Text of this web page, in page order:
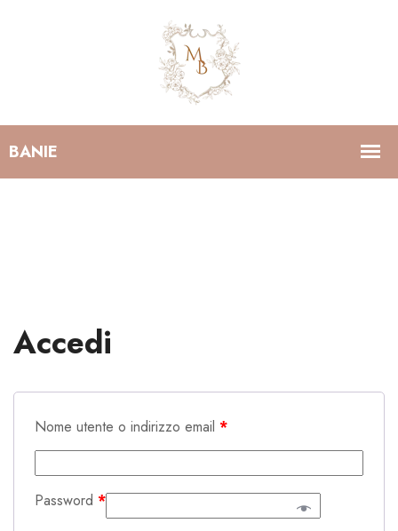
Accedi
Nome utente o indirizzo email *
Password *